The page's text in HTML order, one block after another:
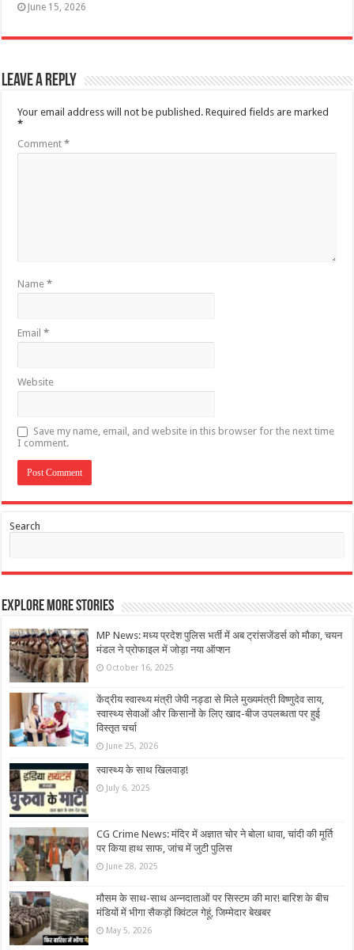
June 15, 2026
Leave a Reply
Your email address will not be published. Required fields are marked
*
Comment*
Name*
Email*
Website
Save my name, email, and website in this browser for the next time
I comment.
Search
Explore More Stories
MP News: मध्य प्रदेश पुलिस भर्ती में अब ट्रांसजेंडर्स को मौका, चयन
मंडल ने प्रोफाइल में जोड़ा नया ऑप्शन
October 16, 2025
केंद्रीय स्वास्थ्य मंत्री जेपी नड्डा से मिले मुख्यमंत्री विष्णुदेव साय,
स्वास्थ्य सेवाओं और किसानों के लिए खाद-बीज उपलब्धता पर हुई
विस्तृत चर्चा
June 25, 2026
स्वास्थ्य के साथ खिलवाड़!
July 6, 2025
CG Crime News: मंदिर में अज्ञात चोर ने बोला धावा, चांदी की मूर्ति
पर किया हाथ साफ, जांच में जुटी पुलिस
June 28, 2025
मौसम के साथ-साथ अन्नदाताओं पर सिस्टम की मार! बारिश के बीच
मंडियों में भीगा सैकड़ों क्विंटल गेहूं, जिम्मेदार बेखबर
May 5, 2026